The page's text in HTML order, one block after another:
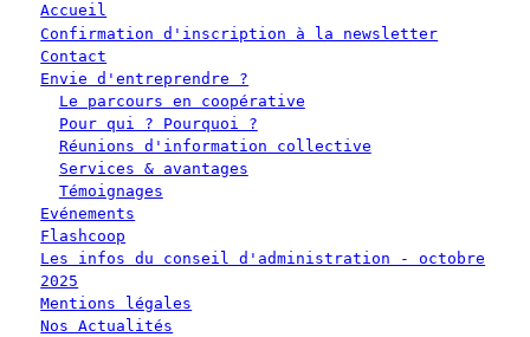
Accueil
Confirmation d'inscription à la newsletter
Contact
Envie d'entreprendre ?
Le parcours en coopérative
Pour qui ? Pourquoi ?
Réunions d'information collective
Services & avantages
Témoignages
Evénements
Flashcoop
Les infos du conseil d'administration - octobre
2025
Mentions légales
Nos Actualités